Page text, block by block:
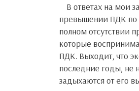
В ответах на мои запросы контролирующие органы периодически сообщают о значительном
превышении ПДК по
полном отсутствии
которые
ПДК. Выходит, что
последние годы, не
задыхаются от его